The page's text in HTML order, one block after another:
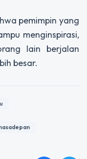
pemimpin yang
menginspirasi,
lain berjalan
besar.